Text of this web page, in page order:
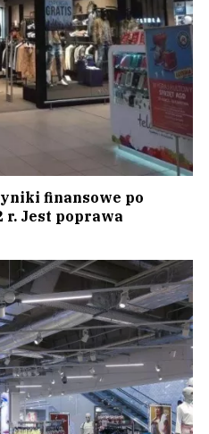
finansowe po
r. Jest poprawa